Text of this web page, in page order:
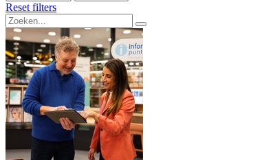
Reset filters